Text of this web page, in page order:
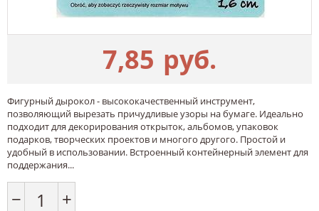
7,85 руб.
Фигурный дырокол - высококачественный инструмент,
позволяющий вырезать причудливые узоры на бумаге. Идеально
подходит для декорирования открыток, альбомов, упаковок
подарков, творческих проектов и многого другого. Простой и
удобный в использовании. Встроенный контейнерный элемент для
поддержания...
− +